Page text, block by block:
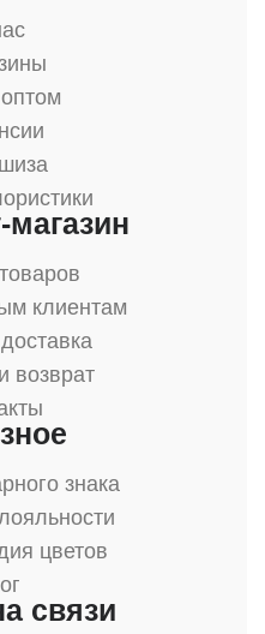
магазин
клиентам
возврат
знака
цветов
связи